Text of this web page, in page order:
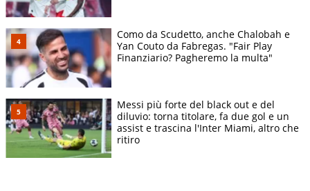
Como da Scudetto, anche Chalobah e
Yan Couto da Fabregas. "Fair Play
Finanziario? Pagheremo la multa"
Messi più forte del black out e del
diluvio: torna titolare, fa due gol e un
assist e trascina l'Inter Miami, altro che
ritiro